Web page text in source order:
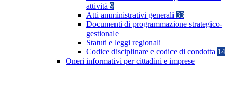
attività 9
Atti amministrativi generali 33
Documenti di programmazione strategico-
gestionale
Statuti e leggi regionali
Codice disciplinare e codice di condotta 14
Oneri informativi per cittadini e imprese